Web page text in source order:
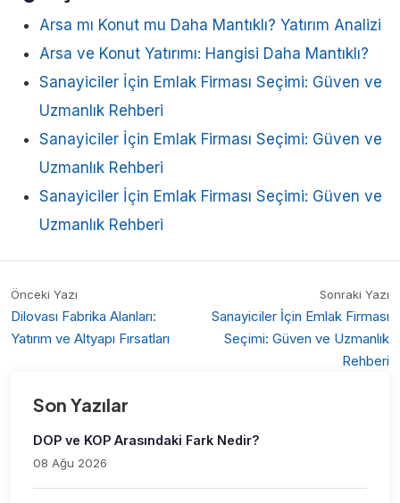
Arsa mı Konut mu Daha Mantıklı? Yatırım Analizi
Arsa ve Konut Yatırımı: Hangisi Daha Mantıklı?
Sanayiciler İçin Emlak Firması Seçimi: Güven ve
Uzmanlık Rehberi
Sanayiciler İçin Emlak Firması Seçimi: Güven ve
Uzmanlık Rehberi
Sanayiciler İçin Emlak Firması Seçimi: Güven ve
Uzmanlık Rehberi
Önceki Yazı
Dilovası Fabrika Alanları:
Yatırım ve Altyapı Fırsatları
Sonraki Yazı
Sanayiciler İçin Emlak Firması
Seçimi: Güven ve Uzmanlık
Rehberi
Son Yazılar
DOP ve KOP Arasındaki Fark Nedir?
08 Ağu 2026